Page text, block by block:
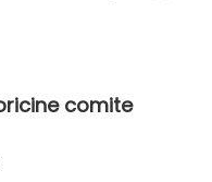
comite